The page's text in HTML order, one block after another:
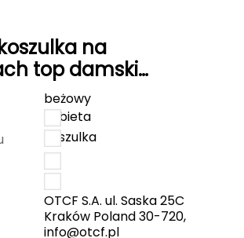
na
top damski
beżowa
beżowy
kobieta
koszulka
OTCF S.A. ul. Saska 25C
Kraków Poland 30-720,
info@otcf.pl